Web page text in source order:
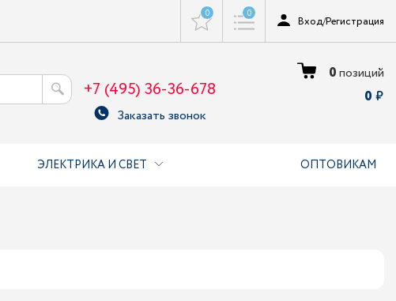
0 0
Вход/Регистрация
+7 (495) 36-36-678
Заказать звонок
0позиций
0
ЭЛЕКТРИКА И СВЕТ ОПТОВИКАМ